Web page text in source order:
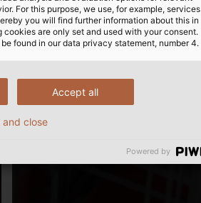
Englisch
For this purpose, we use, for example, services
you will find further information about this in
are only set and used with your consent.
found in our data privacy statement, number 4.
Accept all
and close
Powered by